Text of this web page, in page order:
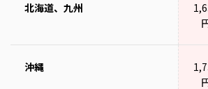
北海道、九州
沖縄